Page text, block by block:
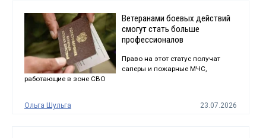
Ветеранами боевых действий
смогут стать больше
профессионалов
Право на этот статус получат
саперы и пожарные МЧС,
работающие в зоне СВО
Ольга Шульга 23.07.2026